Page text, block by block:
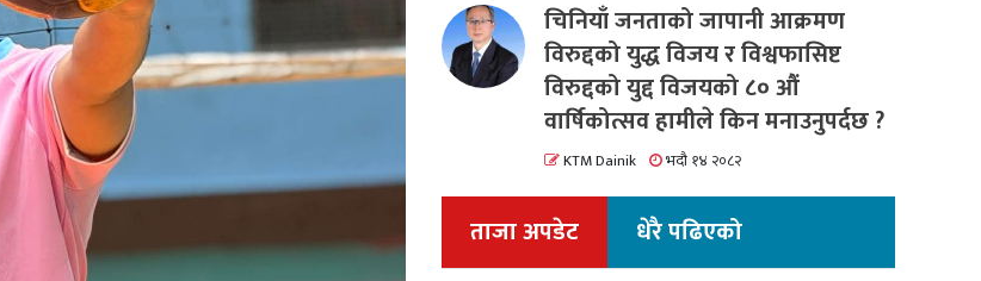
चिनियाँ जनताको जापानी आक्रमण
विरुद्दको युद्ध विजय र विश्वफासिष्ट
विरुद्दको युद्द विजयको ८० औं
वार्षिकोत्सव हामीले किन मनाउनुपर्दछ ?
KTM Dainik भदौ १४ २०८२
ताजा अपडेट धेरै पढिएको